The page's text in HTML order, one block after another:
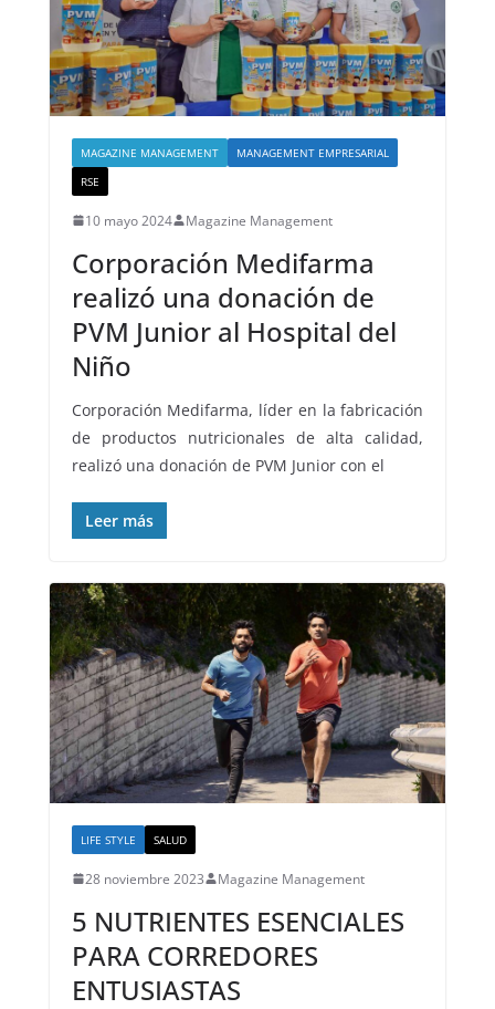
MAGAZINE MANAGEMENT
MANAGEMENT EMPRESARIAL
RSE
10 mayo 2024 Magazine Management
Corporación Medifarma
realizó una donación de
PVM Junior al Hospital del
Niño
Corporación Medifarma, líder en la fabricación
de productos nutricionales de alta calidad,
realizó una donación de PVM Junior con el
Leer más
LIFE STYLE SALUD
28 noviembre 2023 Magazine Management
5 NUTRIENTES ESENCIALES
PARA CORREDORES
ENTUSIASTAS